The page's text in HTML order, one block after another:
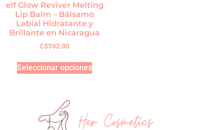
elf Glow Reviver Melting
Lip Balm – Bálsamo
Labial Hidratante y
Brillante en Nicaragua
C$592.00
Seleccionar opciones